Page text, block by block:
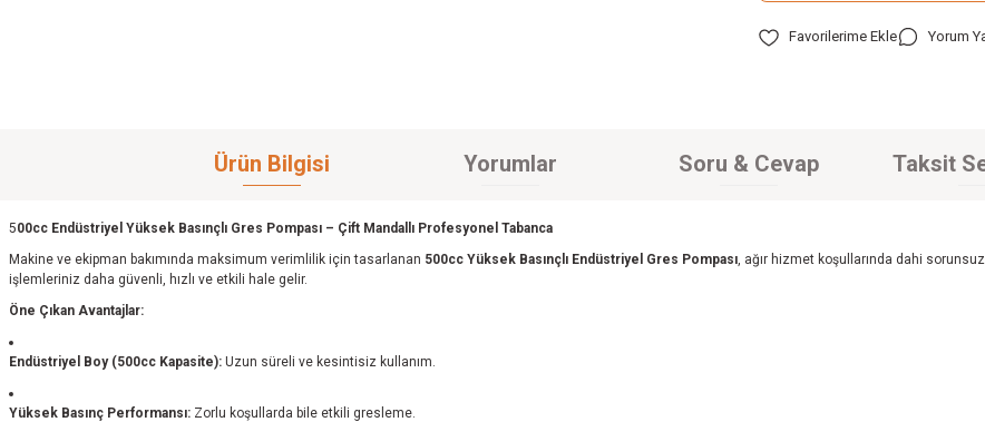
Yorum
Ürün Bilgisi Yorumlar Soru & Cevap Taksit
500cc Endüstriyel Yüksek Basınçlı Gres Pompası – Çift Mandallı Profesyonel Tabanca
Makine ve ekipman bakımında maksimum verimlilik için tasarlanan 500cc Yüksek Basınçlı Endüstriyel Gres Pompası , ağır hizmet koşullarında dahi
işlemleriniz daha güvenli, hızlı ve etkili hale gelir.
Öne Çıkan Avantajlar:
Endüstriyel Boy (500cc Kapasite): Uzun süreli ve kesintisiz kullanım.
Yüksek Basınç Performansı: Zorlu koşullarda bile etkili gresleme.